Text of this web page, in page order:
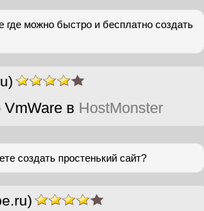
где можно быстро и бесплатно создать
в HostMonster
создать простенький сайт?